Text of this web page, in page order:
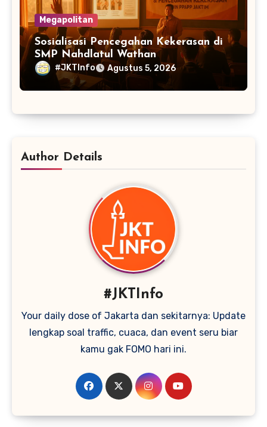
Megapolitan
Sosialisasi Pencegahan Kekerasan di
SMP Nahdlatul Wathan
#JKTInfo Agustus 5, 2026
Author Details
#JKTInfo
Your daily dose of Jakarta dan sekitarnya: Update
lengkap soal traffic, cuaca, dan event seru biar
kamu gak FOMO hari ini.